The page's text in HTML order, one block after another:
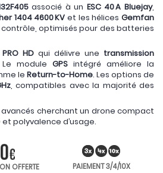
associé à un ESC 40 A Bluejay,
1404 4600 KV et les hélicesGemfan
optimisés pour des batteries
HDqui délivre une transmission
module GPSintégré améliore la
le Return-to-Home. Les options de
, compatibles avec la majorité des
avancés cherchant un drone compact
polyvalence d’usage.
OFFERTE
PAIEMENT 3/4/10X